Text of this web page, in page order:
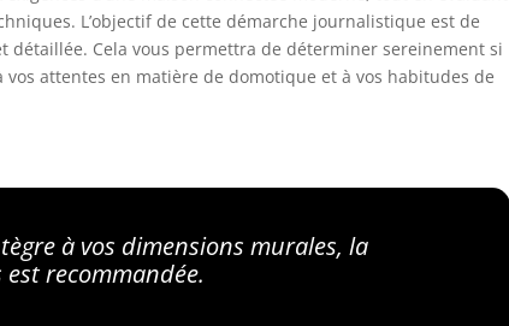
L’objectif de cette démarche journalistique est de
Cela vous permettra de déterminer sereinement si
attentes en matière de domotique et à vos habitudes de
à vos dimensions murales, la
recommandée.